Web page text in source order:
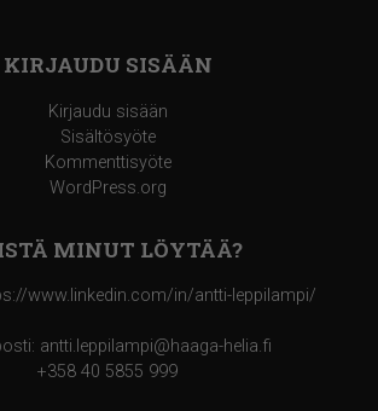
KIRJAUDU SISÄÄN
Kirjaudu sisään
Sisältösyöte
Kommenttisyöte
WordPress.org
MINUT LÖYTÄÄ?
www.linkedin.com/in/antti-leppilampi/
antti.leppilampi@haaga-helia.fi
+358 40 5855 999